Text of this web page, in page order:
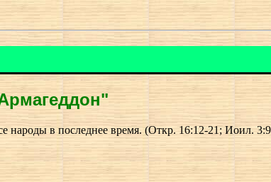
народы в последнее время. (Откр. 16:12-21; Иоил.